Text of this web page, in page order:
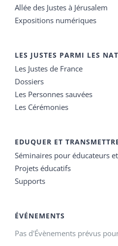
Allée des Justes à Jérusalem
Expositions numériques
LES JUSTES PARMI LES
Les Justes de France
Dossiers
Les Personnes sauvées
Les Cérémonies
EDUQUER ET
Séminaires pour éducateurs
Projets éducatifs
Supports
ÉVÉNEMENTS
Pas d'Évènements prévus